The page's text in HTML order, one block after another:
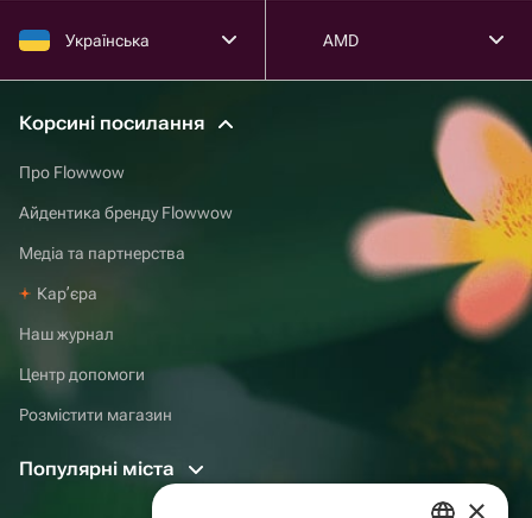
Українська AMD
Корсині посилання
Про Flowwow
Айдентика бренду Flowwow
Медіа та партнерства
Карʼєра
Наш журнал
Центр допомоги
Розмістити магазин
Популярні міста
×